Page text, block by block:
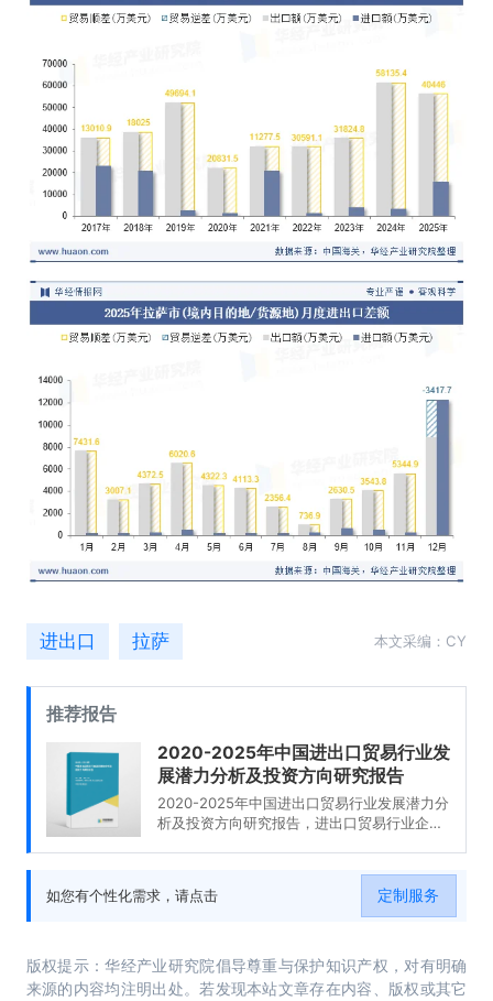
进出口 拉萨 本文采编：CY
推荐报告
2020-2025年中国进出口贸易行业发
展潜力分析及投资方向研究报告
2020-2025年中国进出口贸易行业发展潜力分
析及投资方向研究报告，进出口贸易行业企业
国进出口贸易行业发展战略及规划建议。
如您有个性化需求，请点击 定制服务
版权提示：华经产业研究院倡导尊重与保护知识产权，对有明确
来源的内容均注明出处。若发现本站文章存在内容、版权或其它